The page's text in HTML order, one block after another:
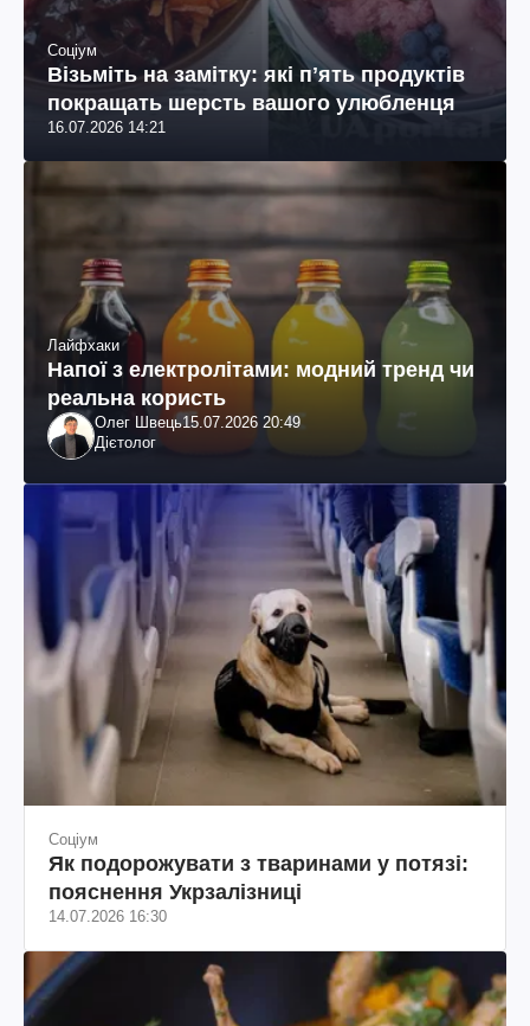
Соціум
Візьміть на замітку: які пʼять продуктів
покращать шерсть вашого улюбленця
16.07.2026 14:21
Лайфхаки
Напої з електролітами: модний тренд чи
реальна користь
Олег Швець15.07.2026 20:49
Дієтолог
Соціум
Як подорожувати з тваринами у потязі:
пояснення Укрзалізниці
14.07.2026 16:30